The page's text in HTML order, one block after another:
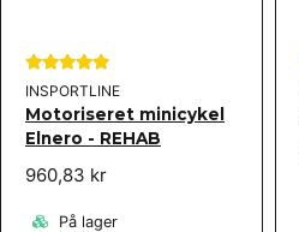
INSPORTLINE
Motoriseret minicykel
Elnero - REHAB
960,83 kr
På lager